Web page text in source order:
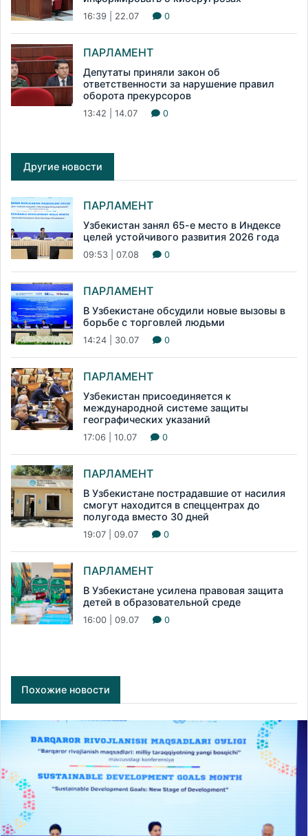
16:39 | 22.07 0
ПАРЛАМЕНТ
Депутаты приняли закон об
ответственности за нарушение правил
оборота прекурсоров
13:42 | 14.07 0
Другие новости
ПАРЛАМЕНТ
Узбекистан занял 65-е место в Индексе
целей устойчивого развития 2026 года
09:53 | 07.08 0
ПАРЛАМЕНТ
В Узбекистане обсудили новые вызовы в
борьбе с торговлей людьми
14:24 | 30.07 0
ПАРЛАМЕНТ
Узбекистан присоединяется к
международной системе защиты
географических указаний
17:06 | 10.07 0
ПАРЛАМЕНТ
В Узбекистане пострадавшие от насилия
смогут находится в спеццентрах до
полугода вместо 30 дней
19:07 | 09.07 0
ПАРЛАМЕНТ
В Узбекистане усилена правовая защита
детей в образовательной среде
16:00 | 09.07 0
Похожие новости